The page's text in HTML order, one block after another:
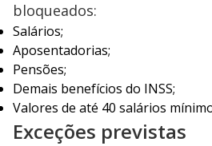
bloqueados:
Salários;
Aposentadorias;
Pensões;
Demais benefícios do INSS;
Valores de até 40 salários
Exceções previstas